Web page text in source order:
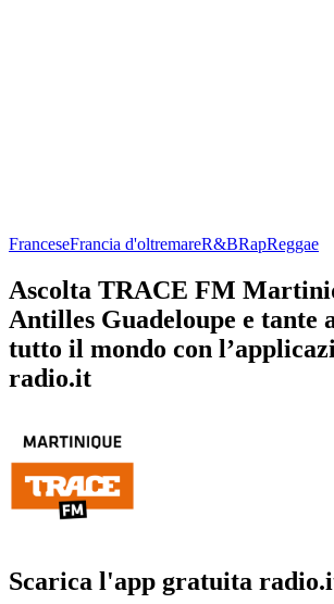
FranceseFrancia d'oltremareR&BRapReggae
Ascolta TRACE FM
Antilles Guadeloupe e tante
tutto il mondo con
radio.it
Scarica l'app gratuita